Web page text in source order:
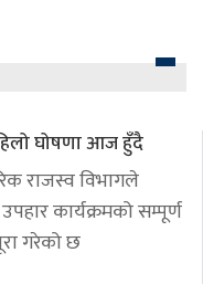
घोषणा आज हुँदै
राजस्व विभागले
कार्यक्रमको सम्पूर्ण
गरेको छ